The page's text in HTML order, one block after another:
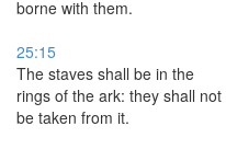
borne with them.
25:15
The staves shall be in the
rings of the ark: they shall not
be taken from it.